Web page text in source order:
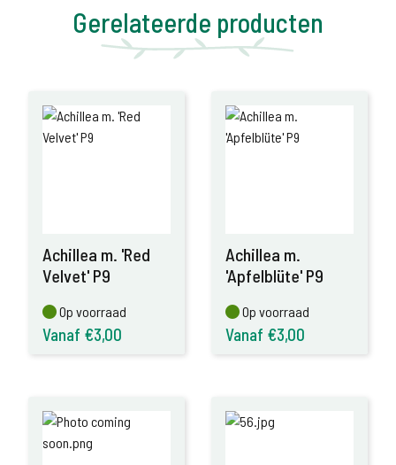
Gerelateerde producten
Achillea m. 'Red
Velvet' P9
Op voorraad
Op voorraad
Vanaf €3,00
Achillea m.
'Apfelblüte' P9
Op voorraad
Op voorraad
Vanaf €3,00